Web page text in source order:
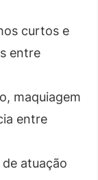
curtos e
entre
maquiagem
entre
atuação